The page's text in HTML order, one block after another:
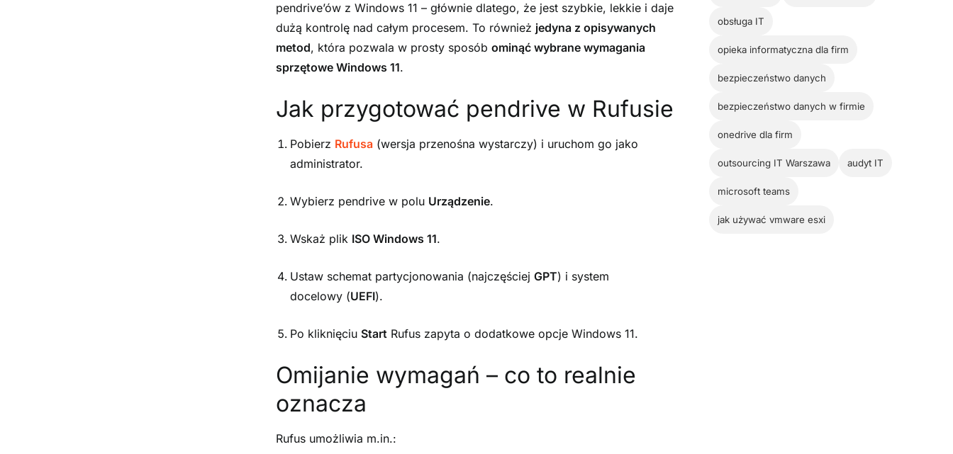
pendrive’ów z Windows 11 – głównie dlatego, że jest szybkie, lekkie i daje
dużą kontrolę nad całym procesem. To również jedyna z opisywanych
metod, która pozwala w prosty sposóbominąć wybrane wymagania
sprzętowe Windows 11.
Jak przygotować pendrive w Rufusie
Pobierz Rufusa (wersja przenośna wystarczy) i uruchom go jako
administrator.
Wybierz pendrive w polu Urządzenie.
Wskaż plik ISO Windows 11.
Ustaw schemat partycjonowania (najczęściejGPT) i system
docelowy (UEFI).
Po kliknięciu Start Rufus zapyta o dodatkowe opcje Windows 11.
Omijanie wymagań – co to realnie
oznacza
Rufus umożliwia m.in.:
obsługa IT
opieka informatyczna dla firm
bezpieczeństwo danych
bezpieczeństwo danych w firmie
onedrive dla firm
outsourcing IT Warszawa audyt IT
microsoft teams
jak używać vmware esxi